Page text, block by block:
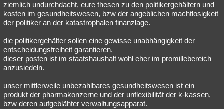
ziemlich undurchdacht, eure thesen zu den politikergehältern und
kosten im gesundheitswesen, bzw der angeblichen machtlosigkeit
der politiker an der katastrophalen finanzlage.
die politikergehälter sollen eine gewisse unabhängigkeit der
entscheidungsfreiheit garantieren.
dieser posten ist im staatshaushalt wohl eher im promillebereich
anzusiedeln.
unser mittlerweile unbezahlbares gesundheitswesen ist ein
produkt der pharmakonzerne und der unflexibilität der k-kassen,
bzw deren aufgeblähter verwaltungsapparat.